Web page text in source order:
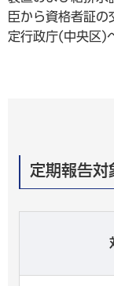
臣から資格者証
定行政庁(中央区)
定期報告対